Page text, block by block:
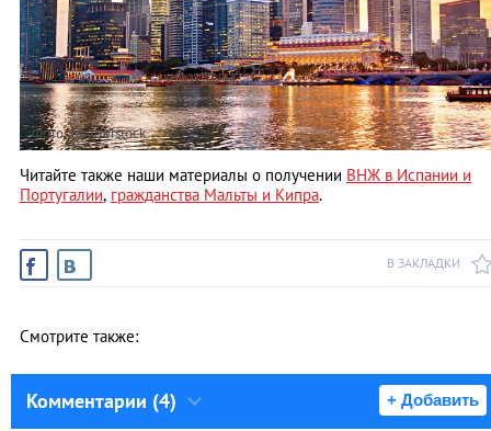
Фото: Shutterstock
Читайте также наши материалы о получении ВНЖ в Испании и
Португалии, гражданства Мальты и Кипра.
В ЗАКЛАДКИ
Смотрите также:
Комментарии (4) + Добавить